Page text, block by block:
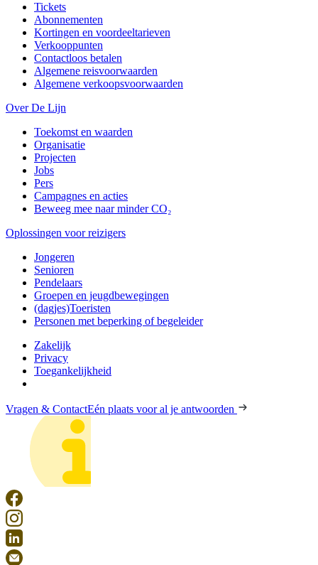
Tickets
Abonnementen
Kortingen en voordeeltarieven
Verkooppunten
Contactloos betalen
Algemene reisvoorwaarden
Algemene verkoopsvoorwaarden
Over De Lijn
Toekomst en waarden
Organisatie
Projecten
Jobs
Pers
Campagnes en acties
Beweeg mee naar minder CO₂
Oplossingen voor reizigers
Jongeren
Senioren
Pendelaars
Groepen en jeugdbewegingen
(dagjes)Toeristen
Personen met beperking of begeleider
Zakelijk
Privacy
Toegankelijkheid
Vragen & ContactEén plaats voor al je antwoorden